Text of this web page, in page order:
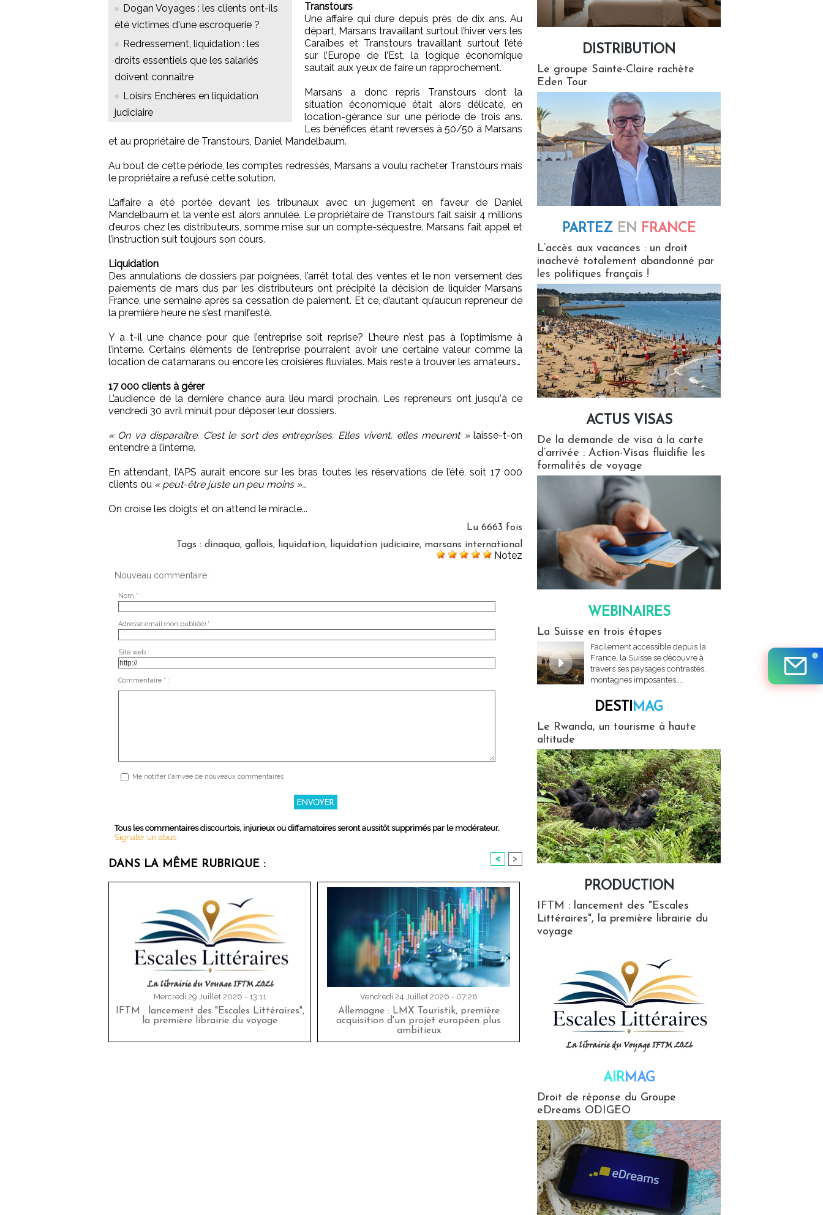
Dogan Voyages : les clients ont-ils
été victimes d'une escroquerie ?
Redressement, liquidation : les
droits essentiels que les salariés
doivent connaître
Loisirs Enchères en liquidation
judiciaire
Transtours
Une affaire qui dure depuis près de dix ans. Au
départ, Marsans travaillant surtout l’hiver vers les
Caraïbes et Transtours travaillant surtout l’été
sur l’Europe de l’Est, la logique économique
sautait aux yeux de faire un rapprochement.
Marsans a donc repris Transtours dont la
situation économique était alors délicate, en
location-gérance sur une période de trois ans.
Les bénéfices étant reversés à 50/50 à Marsans
et au propriétaire de Transtours, Daniel Mandelbaum.
Au bout de cette période, les comptes redressés, Marsans a voulu racheter Transtours mais
le propriétaire a refusé cette solution.
L’affaire a été portée devant les tribunaux avec un jugement en faveur de Daniel
Mandelbaum et la vente est alors annulée. Le propriétaire de Transtours fait saisir 4 millions
d’euros chez les distributeurs, somme mise sur un compte-séquestre. Marsans fait appel et
l’instruction suit toujours son cours.
Liquidation
Des annulations de dossiers par poignées, l’arrêt total des ventes et le non versement des
paiements de mars dus par les distributeurs ont précipité la décision de liquider Marsans
France, une semaine après sa cessation de paiement. Et ce, d’autant qu’aucun repreneur de
la première heure ne s’est manifesté.
Y a t-il une chance pour que l’entreprise soit reprise? L’heure n’est pas à l’optimisme à
l’interne. Certains éléments de l’entreprise pourraient avoir une certaine valeur comme la
location de catamarans ou encore les croisières fluviales. Mais reste à trouver les amateurs…
17 000 clients à gérer
L’audience de la dernière chance aura lieu mardi prochain. Les repreneurs ont jusqu'à ce
vendredi 30 avril minuit pour déposer leur dossiers.
« On va disparaître. C’est le sort des entreprises. Elles vivent, elles meurent »laisse-t-on
entendre à l’interne.
En attendant, l’APS aurait encore sur les bras toutes les réservations de l’été, soit 17 000
clients ou « peut-être juste un peu moins »…
On croise les doigts et on attend le miracle...
Lu 6663 fois
Tags : dinaqua, gallois, liquidation, liquidation judiciaire, marsans international
Notez
Nouveau commentaire :
Nom * :
Adresse email (non publiée) * :
Site web :
Commentaire * :
Me notifier l'arrivée de nouveaux commentaires
Tous les commentaires discourtois, injurieux ou diffamatoires seront aussitôt supprimés par le modérateur.
Signaler un abus
DANS LA MÊME RUBRIQUE : < >
Mercredi 29 Juillet 2026 - 13:11
IFTM : lancement des "Escales Littéraires",
la première librairie du voyage
Vendredi 24 Juillet 2026 - 07:28
Allemagne : LMX Touristik, première
acquisition d'un projet européen plus
ambitieux
DISTRIBUTION
Le groupe Sainte-Claire rachète
Eden Tour
PARTEZ EN FRANCE
L’accès aux vacances : un droit
inachevé totalement abandonné par
les politiques français !
ACTUS VISAS
De la demande de visa à la carte
d’arrivée : Action-Visas fluidifie les
formalités de voyage
WEBINAIRES
La Suisse en trois étapes
Facilement accessible depuis la
France, la Suisse se découvre à
travers ses paysages contrastés,
montagnes imposantes,...
DESTIMAG
Le Rwanda, un tourisme à haute
altitude
PRODUCTION
IFTM : lancement des "Escales
Littéraires", la première librairie du
voyage
AIRMAG
Droit de réponse du Groupe
eDreams ODIGEO